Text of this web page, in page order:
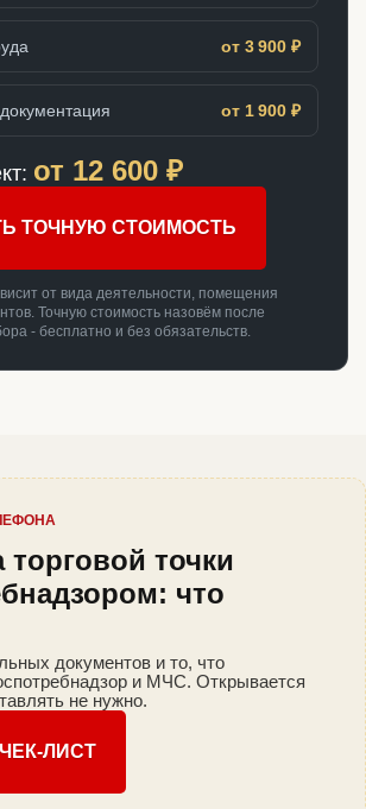
от 3 900 ₽
от 1 900 ₽
от 12 600 ₽
ТОЧНУЮ СТОИМОСТЬ
от вида деятельности, помещения
Точную стоимость назовём после
- бесплатно и без обязательств.
торговой точки
что
документов и то, что
и МЧС. Открывается
не нужно.
ЛИСТ